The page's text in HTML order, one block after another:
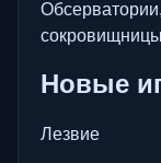
Новые
Лезвие